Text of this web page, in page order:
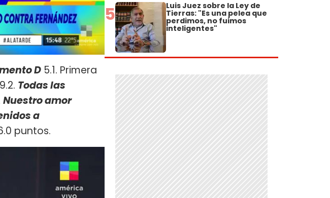
D 5.1. Primera
9.2. Todas las
Nuestro amor
a
puntos.
5 Luis Juez sobre la Ley de
Tierras: "Es una pelea que
perdimos, no fuimos
inteligentes"